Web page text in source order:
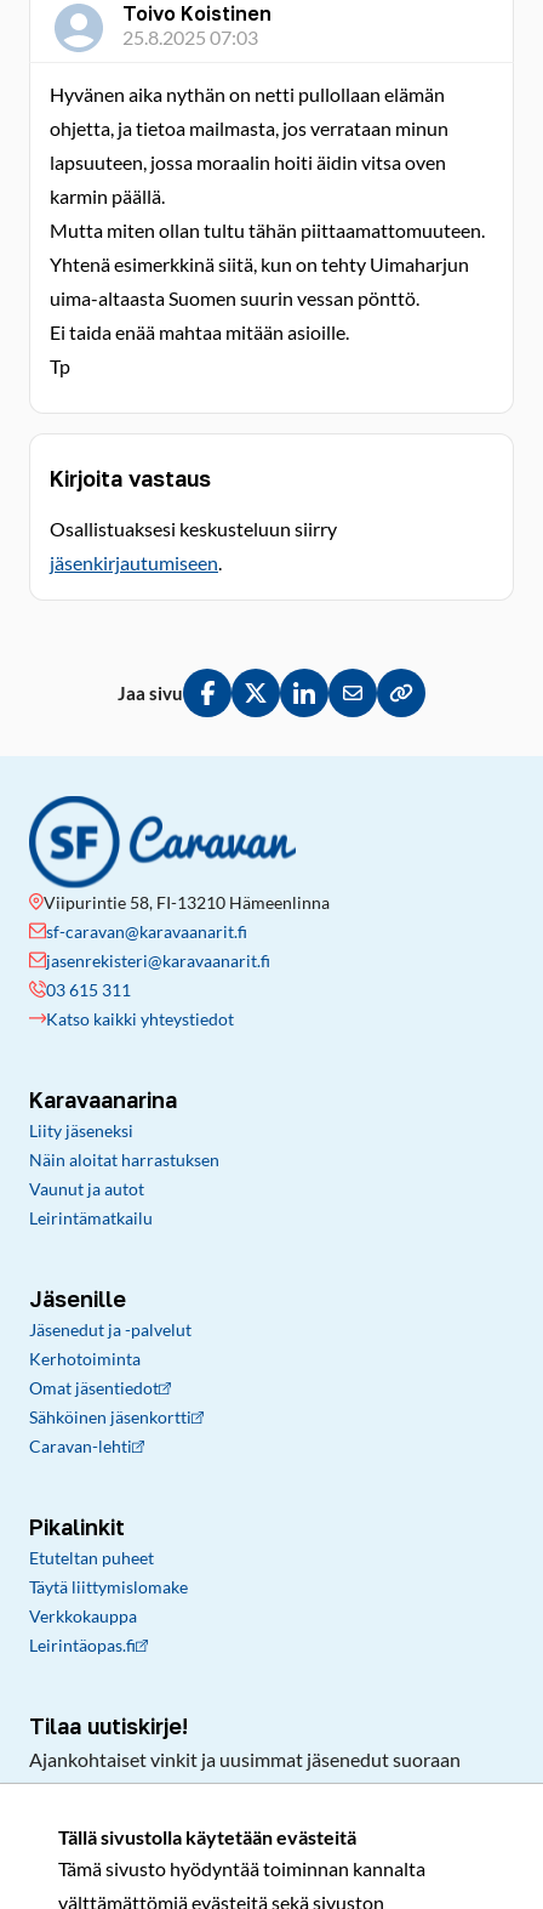
Tällä sivustolla käytetään evästeitä
Tämä sivusto hyödyntää toiminnan kannalta
välttämättömiä evästeitä sekä sivuston
Toivo Koistinen
25.8.2025 07:03
Hyvänen aika nythän on netti pullollaan elämän
ohjetta, ja tietoa mailmasta, jos verrataan minun
lapsuuteen, jossa moraalin hoiti äidin vitsa oven
karmin päällä.
Mutta miten ollan tultu tähän piittaamattomuuteen.
Yhtenä esimerkkinä siitä, kun on tehty Uimaharjun
uima-altaasta Suomen suurin vessan pönttö.
Ei taida enää mahtaa mitään asioille.
Tp
Kirjoita vastaus
Osallistuaksesi keskusteluun siirry
jäsenkirjautumiseen.
Jaa sivu
Jaa Facebookissa
Jaa Twitterissä
Jaa LinkedInissä
Jaa sähköpostitse
Kopioi linkki
Viipurintie 58, FI-13210 Hämeenlinna
sf-caravan@karavaanarit.fi
jasenrekisteri@karavaanarit.fi
03 615 311
Katso kaikki yhteystiedot
Karavaanarina
Liity jäseneksi
Näin aloitat harrastuksen
Vaunut ja autot
Leirintämatkailu
Jäsenille
Jäsenedut ja -palvelut
Kerhotoiminta
Omat jäsentiedot
Sähköinen jäsenkortti
Caravan-lehti
Pikalinkit
Etuteltan puheet
Täytä liittymislomake
Verkkokauppa
Leirintäopas.fi
Tilaa uutiskirje!
Ajankohtaiset vinkit ja uusimmat jäsenedut suoraan